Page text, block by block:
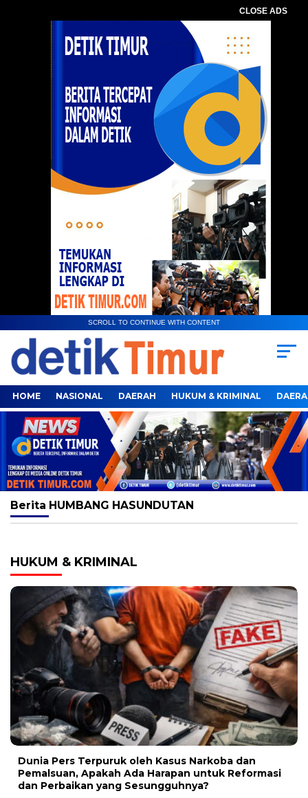
CLOSE ADS
SCROLL TO CONTINUE WITH CONTENT
HOME NASIONAL DAERAH HUKUM & KRIMINAL
Berita HUMBANG HASUNDUTAN
HUKUM & KRIMINAL
Dunia Pers Terpuruk oleh Kasus Narkoba dan
Pemalsuan, Apakah Ada Harapan untuk Reformasi
dan Perbaikan yang Sesungguhnya?